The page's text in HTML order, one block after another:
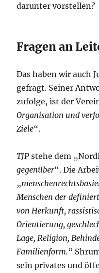
darunter vorstellen?
Fragen an
Das haben wir auch
gefragt. Seiner
zufolge, ist der
Organisation und
Ziele“.
TJP stehe dem
gegenüber“. Die
„
Menschen der
von Herkunft,
Orientierung,
Lage, Religion,
Familienform.“
sein privates und